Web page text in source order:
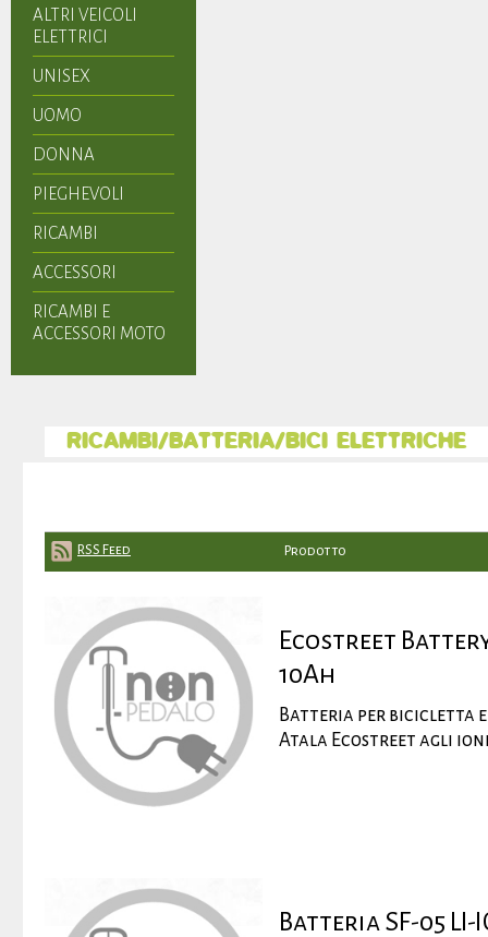
ALTRI VEICOLI
ELETTRICI
UNISEX
UOMO
DONNA
PIEGHEVOLI
RICAMBI
ACCESSORI
RICAMBI E
ACCESSORI MOTO
RICAMBI/BATTERIA/BICI ELETTRICHE
RSS Feed Prodotto
Ecostreet
10Ah
Batteria per bicicletta
Atala Ecostreet agli
Batteria SF-05 LI-